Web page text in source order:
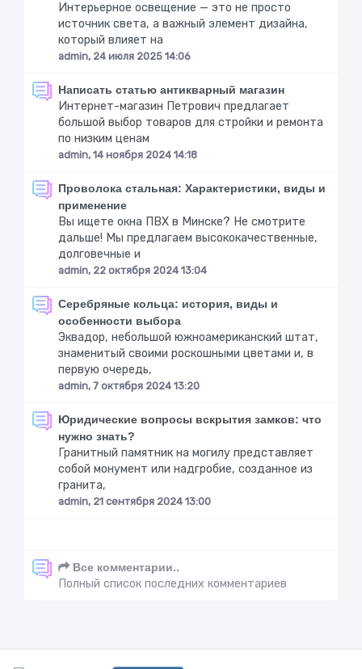
Интерьерное освещение — это не просто
источник света, а важный элемент дизайна,
который влияет на
admin, 24 июля 2025 14:06
Написать статью антикварный магазин
Интернет-магазин Петрович предлагает
большой выбор товаров для стройки и ремонта
по низким ценам
admin, 14 ноября 2024 14:18
Проволока стальная: Характеристики, виды и
применение
Вы ищете окна ПВХ в Минске? Не смотрите
дальше! Мы предлагаем высококачественные,
долговечные и
admin, 22 октября 2024 13:04
Серебряные кольца: история, виды и
особенности выбора
Эквадор, небольшой южноамериканский штат,
знаменитый своими роскошными цветами и, в
первую очередь,
admin, 7 октября 2024 13:20
Юридические вопросы вскрытия замков: что
нужно знать?
Гранитный памятник на могилу представляет
собой монумент или надгробие, созданное из
гранита,
admin, 21 сентября 2024 13:00
Все комментарии..
Полный список последних комментариев